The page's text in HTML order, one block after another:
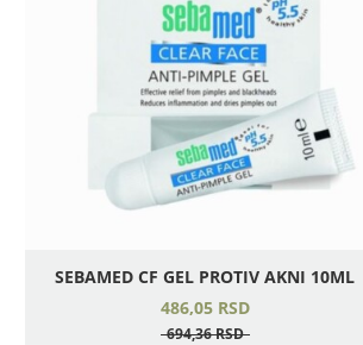
SEBAMED CF GEL PROTIV AKNI 10ML
486,05 RSD
694,36RSD